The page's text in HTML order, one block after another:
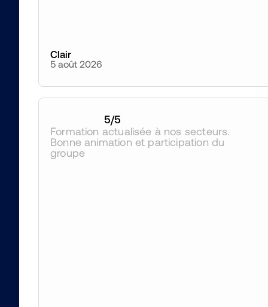
Clair
5 août 2026
5/5
Formation actualisée à nos secteurs.
Bonne animation et participation du
groupe